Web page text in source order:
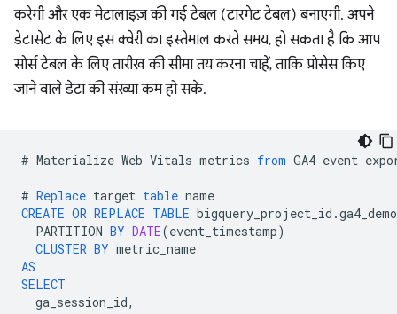
करेगी और एक मेटालाइज़ की गई टेबल (टारगेट टेबल) बनाएगी. अपने
डेटासेट के लिए इस क्वेरी का इस्तेमाल करते समय, हो सकता है कि आप
सोर्स टेबल के लिए तारीख की सीमा तय करना चाहें, ताकि प्रोसेस किए
जाने वाले डेटा की संख्या कम हो सके.
# Materialize Web Vitals metrics from GA4 event
# Replace target table name
CREATE OR REPLACE TABLE bigquery_project_id .
PARTITION BY DATE(event_timestamp)
CLUSTER BY metric_name
AS
SELECT
ga_session_id,